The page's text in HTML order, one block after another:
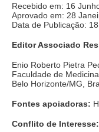
Recebido em: 16
Aprovado em: 28
Data de Publicação:
Editor Associado
Enio Roberto Pietra
Faculdade de
Belo Horizonte/MG,
Fontes apoiadoras:
Conflito de Interesse: